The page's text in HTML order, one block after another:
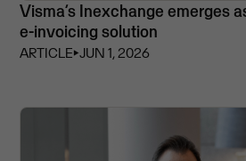
Visma’s Inexchange emerges
e-invoicing solution
ARTICLE⏵JUN 1, 2026